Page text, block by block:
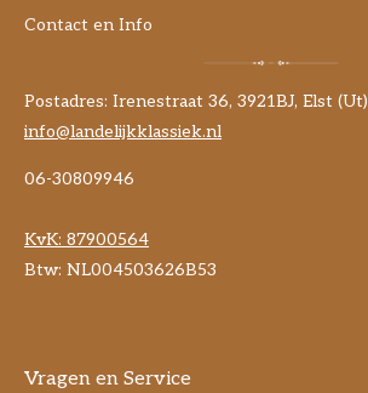
Contact en Info
Postadres: Irenestraat 36, 3921BJ, Elst (Ut)
info@landelijkklassiek.nl
06-30809946
KvK: 87900564
Btw: NL004503626B53
Vragen en Service